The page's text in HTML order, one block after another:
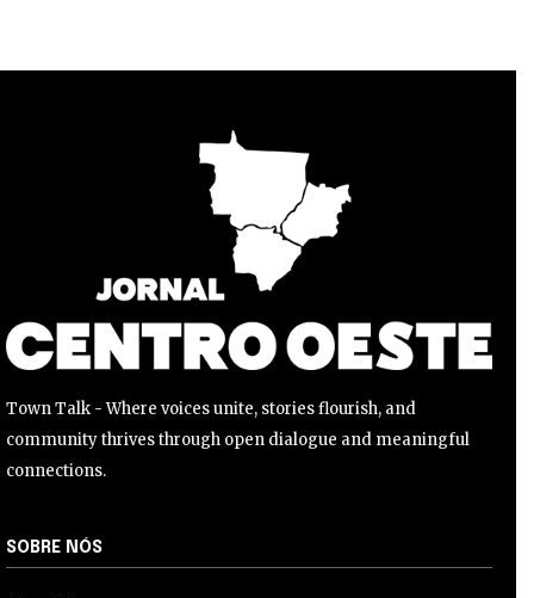
INSCREVER
Li e aceito aPolítica de Privacidade
Town Talk - Where voices unite, stories flourish, and
community thrives through open dialogue and meaningful
connections.
SOBRE NÓS